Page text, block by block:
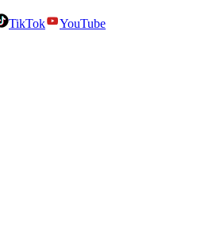
TikTok
YouTube